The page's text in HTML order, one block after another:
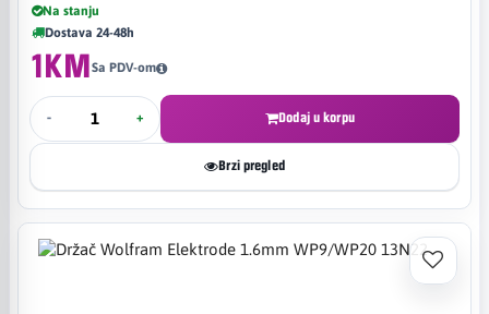
Na stanju
Dostava 24-48h
1KMSa PDV-om
- + Dodaj u korpu
Brzi pregled